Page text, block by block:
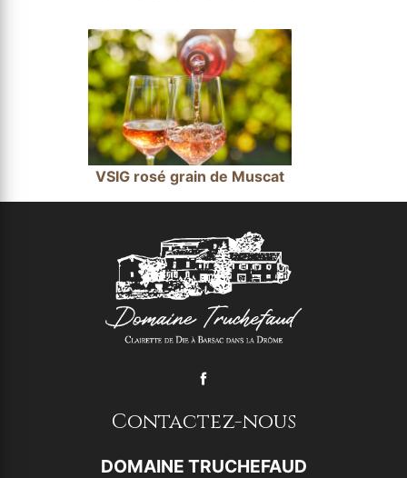
VSIG rosé grain de Muscat
Contactez-nous
DOMAINE TRUCHEFAUD